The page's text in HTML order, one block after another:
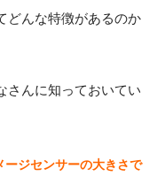
どんな特徴があるのか
さんに知っておいてい
ージセンサーの大きさで